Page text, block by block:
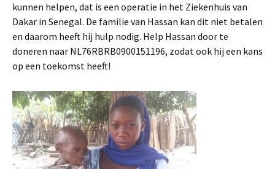
kunnen helpen, dat is een operatie in het Ziekenhuis van
Dakar in Senegal. De familie van Hassan kan dit niet betalen
en daarom heeft hij hulp nodig. Help Hassan door te
doneren naar NL76RBRB0900151196, zodat ook hij een kans
op een toekomst heeft!